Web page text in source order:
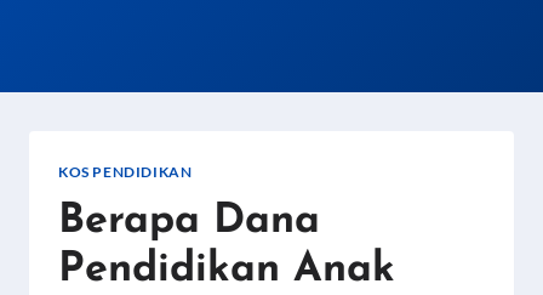
KOS PENDIDIKAN
Berapa Dana
Pendidikan Anak